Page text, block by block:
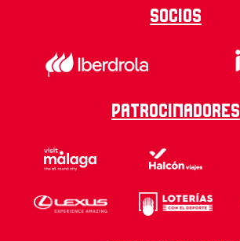
Socios
Patrocinadores